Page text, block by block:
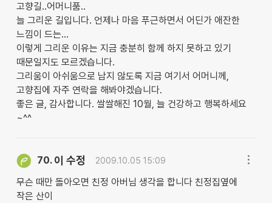
고향길..어머니품..
늘 그리운 길입니다. 언제나 마음 푸근하면서 어딘가 애잔한
느낌이 드는...
이렇게 그리운 이유는 지금 충분히 함께 하지 못하고 있기
때문일지도 모르겠습니다.
그리움이 아쉬움으로 남지 않도록 지금 여기서 어머니께,
고향집에 자주 연락을 해봐야겠습니다.
좋은 글, 감사합니다. 쌀쌀해진 10월, 늘 건강하고 행복하세요
~^^
70. 이 수정 2009.10.05 15:09
무슨 때만 돌아오면 친정 아버님 생각을 합니다 친정집옆에
작은 산이